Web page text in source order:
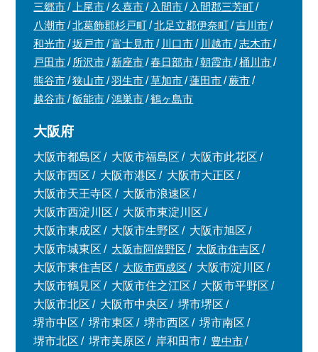
三郷市
上尾市 久喜市 入間市
入間郡三芳町
八潮市
北葛飾郡杉戸町 北足立郡伊奈町
吉川市
和光市
坂戸市 富士見市 川口市 川越市
志木市
戸田市
所沢市 新座市 春日部市 朝霞市
桶川市
熊谷市
狭山市 羽生市 草加市 蓮田市
蕨市
越谷市
飯能市 鴻巣市 鶴ヶ島市
大阪府
大阪市都島区 大阪市福島区
大阪市此花区
大阪市西区
大阪市港区
大阪市大正区
大阪市天王寺区
大阪市浪速区
大阪市西淀川区
大阪市東淀川区
大阪市東成区
大阪市生野区
大阪市旭区
大阪市城東区
大阪市阿倍野区
大阪市住吉区
大阪市東住吉区
大阪市西成区
大阪市淀川区
大阪市鶴見区
大阪市住之江区
大阪市平野区
大阪市北区
大阪市中央区
堺市堺区
堺市中区
堺市東区 堺市西区
堺市南区
堺市北区
堺市美原区 岸和田市 豊中市